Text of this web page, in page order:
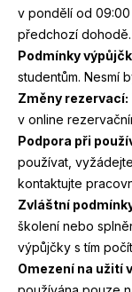
v pondělí od 09:00
předchozí dohodě.
Podmínky
studentům. Nesmí
Změny rezervací:
v online
Podpora při
používat,
kontaktujte
Zvláštní
školení nebo
výpůjčky s tím
Omezení na užití